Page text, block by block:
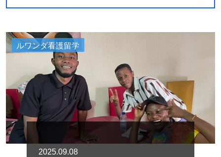
ルワンダ看護留学
2025.09.08